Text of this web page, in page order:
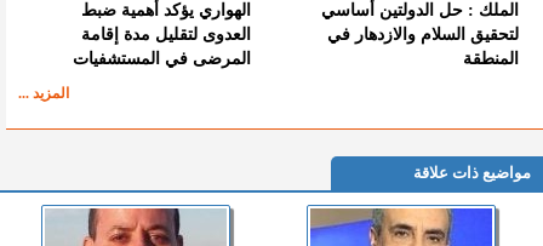
الملك : حل الدولتين أساسي
لتحقيق السلام والازدهار في
المنطقة
الهواري يؤكد أهمية ضبط
العدوى لتقليل مدة إقامة
المرضى في المستشفيات
المزيد ...
مواضيع ذات علاقة